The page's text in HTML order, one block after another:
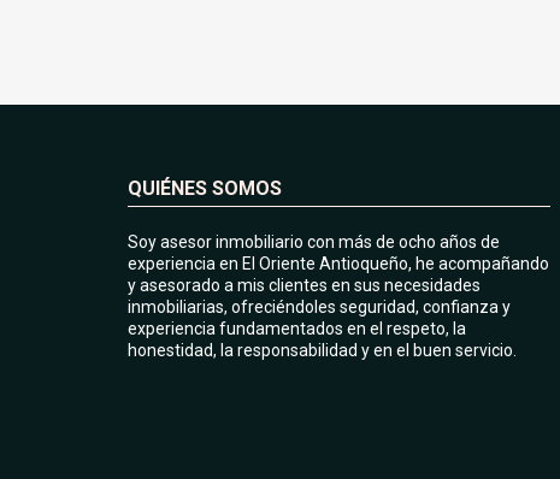
QUIÉNES SOMOS
Soy asesor inmobiliario con más de ocho años de
experiencia en El Oriente Antioqueño, he acompañando
y asesorado a mis clientes en sus necesidades
inmobiliarias, ofreciéndoles seguridad, confianza y
experiencia fundamentados en el respeto, la
honestidad, la responsabilidad y en el buen servicio.